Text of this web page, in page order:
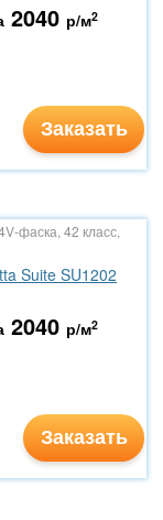
2040 р/м2
Заказать
фаска, 42 класс,
Suite SU1202
2040 р/м2
Заказать